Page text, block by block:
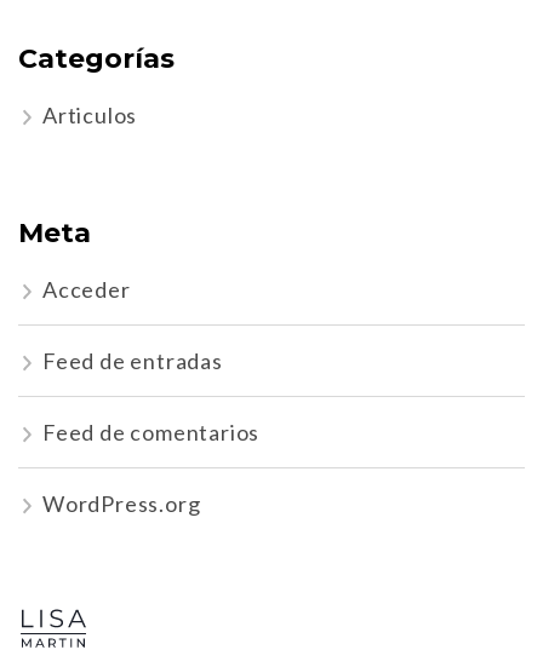
Categorías
Articulos
Meta
Acceder
Feed de entradas
Feed de comentarios
WordPress.org